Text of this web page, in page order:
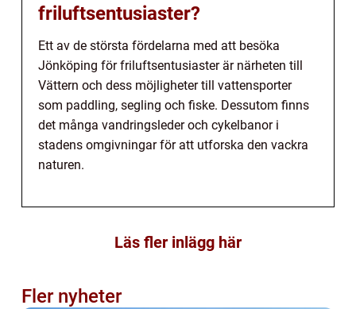
friluftsentusiaster?
Ett av de största fördelarna med att besöka
Jönköping för friluftsentusiaster är närheten till
Vättern och dess möjligheter till vattensporter
som paddling, segling och fiske. Dessutom finns
det många vandringsleder och cykelbanor i
stadens omgivningar för att utforska den vackra
naturen.
Läs fler inlägg här
Fler nyheter